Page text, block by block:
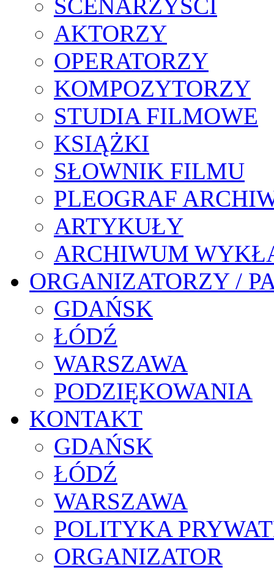
SCENARZYŚCI
AKTORZY
OPERATORZY
KOMPOZYTORZY
STUDIA FILMOWE
KSIĄŻKI
SŁOWNIK FILMU
PLEOGRAF
ARTYKUŁY
ARCHIWUM
ORGANIZATORZY /
GDAŃSK
ŁÓDŹ
WARSZAWA
PODZIĘKOWANIA
KONTAKT
GDAŃSK
ŁÓDŹ
WARSZAWA
POLITYKA
ORGANIZATOR